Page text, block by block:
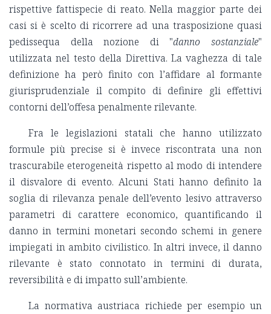
rispettive fattispecie di reato. Nella maggior parte dei
casi si è scelto di ricorrere ad una trasposizione quasi
pedissequa della nozione di "danno sostanziale"
utilizzata nel testo della Direttiva. La vaghezza di tale
definizione ha però finito con l’affidare al formante
giurisprudenziale il compito di definire gli effettivi
contorni dell’offesa penalmente rilevante.
Fra le legislazioni statali che hanno utilizzato
formule più precise si è invece riscontrata una non
trascurabile eterogeneità rispetto al modo di intendere
il disvalore di evento. Alcuni Stati hanno definito la
soglia di rilevanza penale dell’evento lesivo attraverso
parametri di carattere economico, quantificando il
danno in termini monetari secondo schemi in genere
impiegati in ambito civilistico. In altri invece, il danno
rilevante è stato connotato in termini di durata,
reversibilità e di impatto sull’ambiente.
La normativa austriaca richiede per esempio un